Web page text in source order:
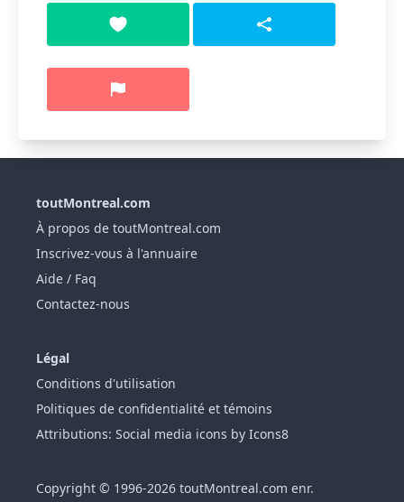
toutMontreal.com
À propos de toutMontreal.com
Inscrivez-vous à l'annuaire
Aide / Faq
Contactez-nous
Légal
Conditions d'utilisation
Politiques de confidentialité et témoins
Attributions: Social media icons by Icons8
Copyright © 1996-2026 toutMontreal.com enr.